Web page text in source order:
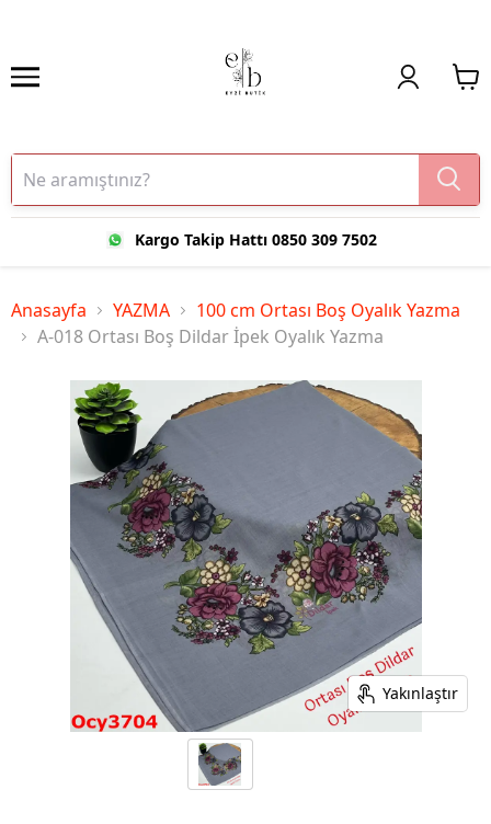
Kargo Takip Hattı 0850 309 7502
Anasayfa YAZMA
100 cm Ortası Boş Oyalık Yazma
A-018 Ortası Boş Dildar İpek Oyalık Yazma
Yakınlaştır